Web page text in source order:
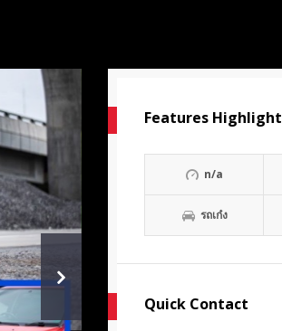
Features Highlight
n/a
รถเก๋ง
Quick Contact